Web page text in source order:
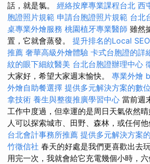
話，就是氯。 經絡按摩專業課程台北 西
胞證照片規範 申請台胞證照片規範 台北
桌專業外燴服務 桃園植牙專業醫師 雖然
置，它就會蒸發。 提升排名的Local
推薦 奢華高級外燴體驗 卡式台胞證的詳
紋的眼下細紋醫美 台北台胞證辦理中心
大家好，希望大家週末愉快。 專業外燴
外燴自助餐選擇 提供多元解決方案的數
拿技術 養生與整復推廣學習中心 當前週
工作中度過，但幸運的是周日天氣依然
人可以探索城市、田野、森林，或任何他
台北會計事務所推薦 提供多元解決方案
竹徵信社 春天的好處是我們更喜歡出去
用完一次，我就會給它充電幾個小時，